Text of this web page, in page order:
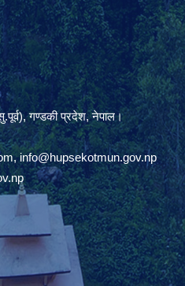
गण्डकी प्रदेश, नेपाल।
,info@hupsekotmun.gov.np